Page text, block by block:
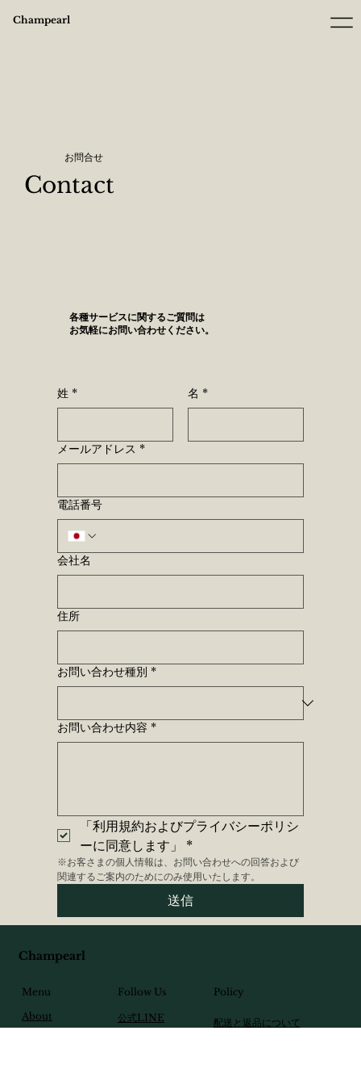
Champearl
お問合せ
Contact
各種サービスに関するご質問は
お気軽にお問い合わせください。
姓 * 名 *
メールアドレス *
電話番号
会社名
住所
お問い合わせ種別 *
お問い合わせ内容 *
「利用規約およびプライバシーポリシ
ーに同意します」
*
※お客さまの個人情報は、お問い合わせへの回答および
関連するご案内のためにのみ使用いたします。
送信
Champearl
Menu
About
Follow Us
​公式LINE
Policy
配送と返品について